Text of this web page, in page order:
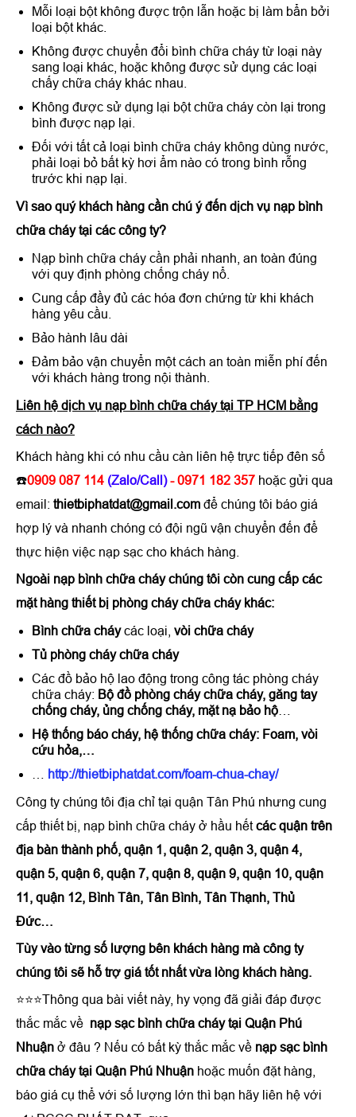
Mỗi loại bột không được trộn lẫn hoặc bị làm bẩn bởi
loại bột khác.
Không được chuyển đổi bình chữa cháy từ loại này
sang loại khác, hoặc không được sử dụng các loại
chấy chữa cháy khác nhau.
Không được sử dụng lại bột chữa cháy còn lại trong
bình được nạp lại.
Đối với tất cả loại bình chữa cháy không dùng nước,
phải loại bỏ bất kỳ hơi ẩm nào có trong bình rỗng
trước khi nạp lại.
Vì sao quý khách hàng cần chú ý đến dịch vụ nạp bình
chữa cháy tại các công ty?
Nạp bình chữa cháy cần phải nhanh, an toàn đúng
với quy định phòng chống cháy nổ.
Cung cấp đầy đủ các hóa đơn chứng từ khi khách
hàng yêu cầu.
Bảo hành lâu dài
Đảm bảo vận chuyển một cách an toàn miễn phí đến
với khách hàng trong nội thành.
Liên hệ dịch vụ nạp bình chữa cháy tại TP HCM bằng
cách nào?
Khách hàng khi có nhu cầu càn liên hệ trực tiếp đên số
☎️0909 087 114 (Zalo/Call) - 0971 182 357 hoặc gửi qua
email: thietbiphatdat@gmail.com để chúng tôi báo giá
hợp lý và nhanh chóng có đội ngũ vận chuyển đến để
thực hiện việc nạp sạc cho khách hàng.
Ngoài nạp bình chữa cháy chúng tôi còn cung cấp các
mặt hàng thiết bị phòng cháy chữa cháy khác:
Bình chữa cháycác loại, vòi chữa cháy
Tủ phòng cháy chữa cháy
Các đồ bảo hộ lao động trong công tác phòng cháy
chữa cháy: Bộ đồ phòng cháy chữa cháy, găng tay
chống cháy, ủng chống cháy, mặt nạ bảo hộ
Hệ thống báo cháy, hệ thống chữa cháy: Foam, vòi
cứu hỏa,…
http://thietbiphatdat.com/foam-chua-chay/
Công ty chúng tôi địa chỉ tại quận Tân Phú nhưng cung
cấp thiết bị, nạp bình chữa cháy ở hầu hếtcác quận trên
địa bàn thành phố, quận 1, quận 2, quận 3, quận 4,
quận 5, quận 6, quận 7, quận 8, quận 9, quận 10, quận
11, quận 12, Bình Tân, Tân Bình, Tân Thạnh, Thủ
Đức…
Tùy vào từng số lượng bên khách hàng mà công ty
chúng tôi sẽ hỗ trợ giá tốt nhất vừa lòng khách hàng.
⭐⭐⭐Thông qua bài viết này, hy vọng đã giải đáp được
thắc mắc về nạp sạc bình chữa cháy tại Quận Phú
Nhuận ở đâu ? Nếu có bất kỳ thắc mắc về nạp sạc bình
chữa cháy tại Quận Phú Nhuận hoặc muốn đặt hàng,
báo giá cụ thể với số lượng lớn thì bạn hãy liên hệ với